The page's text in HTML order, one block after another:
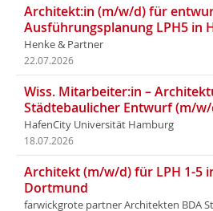
Architekt:in (m/w/d) für
Ausführungsplanung LPH5 in
Henke & Partner
22.07.2026
Wiss. Mitarbeiter:in –
Städtebaulicher Entwurf (m/
HafenCity Universität Hamburg
18.07.2026
Architekt (m/w/d) für LPH 1-5
Dortmund
farwickgrote partner Architekten BDA